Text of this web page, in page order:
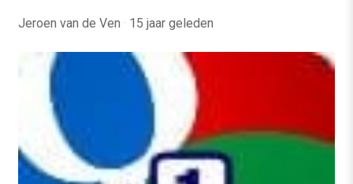
Jeroen van de Ven · 15 jaar geleden